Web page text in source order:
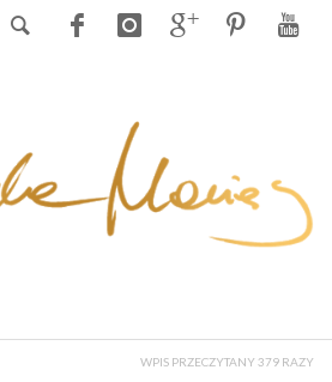
WPIS PRZECZYTANY 379 RAZY